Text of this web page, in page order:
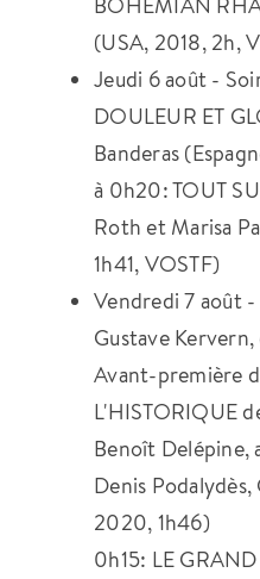
(USA, 2018, 2h,
Jeudi 6 août -
DOULEUR ET
Banderas
à 0h20: TOUT
Roth et Marisa
1h41, VOSTF)
Vendredi 7 août
Gustave
Avant-première
L'HISTORIQUE
Benoît Delépine,
Denis
2020, 1h46)
0h15: LE